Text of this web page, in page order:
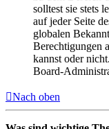
solltest sie stets
auf jeder Seite
globalen
Berechtigungen
kannst oder
Board-
Nach oben